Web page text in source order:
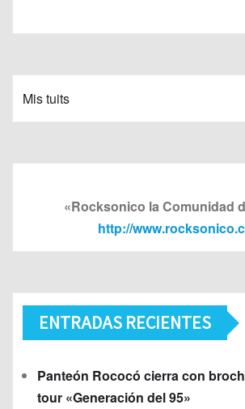
Mis tuits
«Rocksonico la Comunidad
http://
ENTRADAS RECIENTES
Panteón Rococó cierra con
tour «Generación del 95»